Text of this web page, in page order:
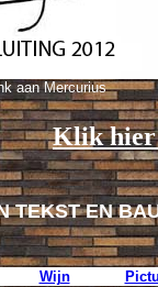
aan Mercurius
Klik hier
TEKST EN
Wijn